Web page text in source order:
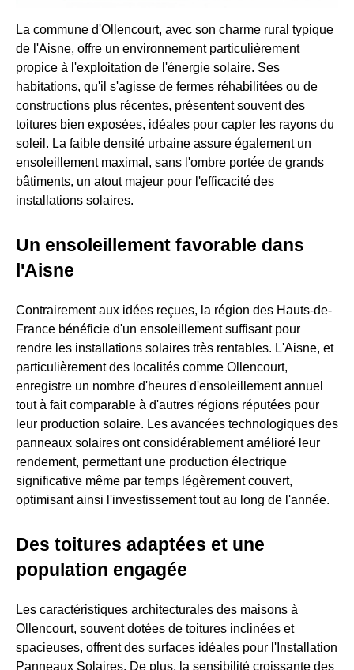
La commune d'Ollencourt, avec son charme rural typique
de l'Aisne, offre un environnement particulièrement
propice à l'exploitation de l'énergie solaire. Ses
habitations, qu'il s'agisse de fermes réhabilitées ou de
constructions plus récentes, présentent souvent des
toitures bien exposées, idéales pour capter les rayons du
soleil. La faible densité urbaine assure également un
ensoleillement maximal, sans l'ombre portée de grands
bâtiments, un atout majeur pour l'efficacité des
installations solaires.
Un ensoleillement favorable dans
l'Aisne
Contrairement aux idées reçues, la région des Hauts-de-
France bénéficie d'un ensoleillement suffisant pour
rendre les installations solaires très rentables. L'Aisne, et
particulièrement des localités comme Ollencourt,
enregistre un nombre d'heures d'ensoleillement annuel
tout à fait comparable à d'autres régions réputées pour
leur production solaire. Les avancées technologiques des
panneaux solaires ont considérablement amélioré leur
rendement, permettant une production électrique
significative même par temps légèrement couvert,
optimisant ainsi l'investissement tout au long de l'année.
Des toitures adaptées et une
population engagée
Les caractéristiques architecturales des maisons à
Ollencourt, souvent dotées de toitures inclinées et
spacieuses, offrent des surfaces idéales pour l'Installation
Panneaux Solaires. De plus, la sensibilité croissante des